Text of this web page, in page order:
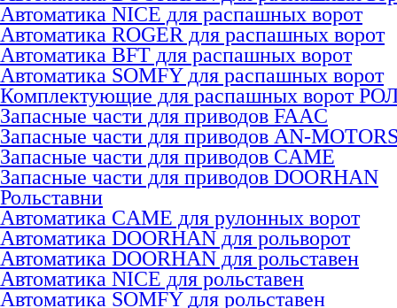
Автоматика NICE для раcпашных ворот
Автоматика ROGER для раcпашных ворот
Автоматика BFT для раcпашных ворот
Автоматика SOMFY для распашных ворот
Комплектующие для распашных ворот
Запасные части для приводов FAAC
Запасные части для приводов AN-
Запасные части для приводов CAME
Запасные части для приводов DOORHAN
Рольставни
Автоматика CAME для рулонных ворот
Автоматика DOORHAN для рольворот
Автоматика DOORHAN для рольставен
Автоматика NICE для рольставен
Автоматика SOMFY для рольставен